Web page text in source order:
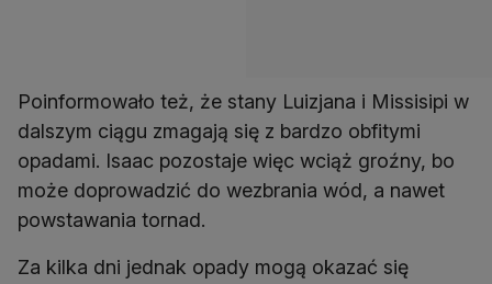
Poinformowało też, że stany Luizjana i Missisipi w
dalszym ciągu zmagają się z bardzo obfitymi
opadami. Isaac pozostaje więc wciąż groźny, bo
może doprowadzić do wezbrania wód, a nawet
powstawania tornad.
Za kilka dni jednak opady mogą okazać się